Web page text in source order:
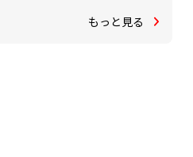
もっと見る